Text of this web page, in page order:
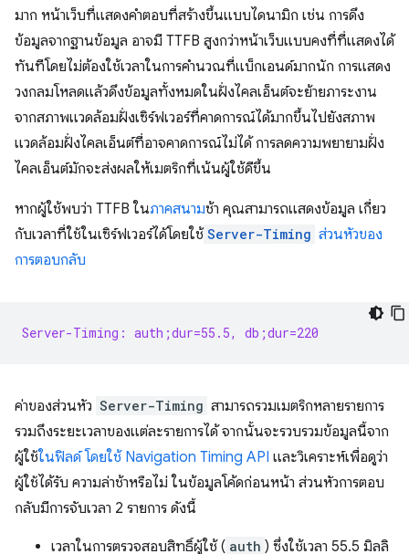
มาก หน้าเว็บที่แสดงคำตอบที่สร้างขึ้นแบบไดนามิก เช่น การดึง
ข้อมูลจากฐานข้อมูล อาจมี TTFB สูงกว่าหน้าเว็บแบบคงที่ที่แสดงได้
ทันทีโดยไม่ต้องใช้เวลาในการคำนวณที่แบ็กเอนด์มากนัก การแสดง
วงกลมโหลดแล้วดึงข้อมูลทั้งหมดในฝั่งไคลเอ็นต์จะย้ายภาระงาน
จากสภาพแวดล้อมฝั่งเซิร์ฟเวอร์ที่คาดการณ์ได้มากขึ้นไปยังสภาพ
แวดล้อมฝั่งไคลเอ็นต์ที่อาจคาดการณ์ไม่ได้ การลดความพยายามฝั่ง
ไคลเอ็นต์มักจะส่งผลให้เมตริกที่เน้นผู้ใช้ดีขึ้น
หากผู้ใช้พบว่า TTFB ในภาคสนามช้า คุณสามารถแสดงข้อมูล เกี่ยว
กับเวลาที่ใช้ในเซิร์ฟเวอร์ได้โดยใช้ Server-Timing ส่วนหัวของ
การตอบกลับ
Server-Timing: auth;dur=55.5, db;dur=220
ค่าของส่วนหัว Server-Timing สามารถรวมเมตริกหลายรายการ
รวมถึงระยะเวลาของแต่ละรายการได้ จากนั้นจะรวบรวมข้อมูลนี้จาก
ผู้ใช้ในฟิลด์ โดยใช้ Navigation Timing API และวิเคราะห์เพื่อดูว่า
ผู้ใช้ได้รับ ความล่าช้าหรือไม่ ในข้อมูลโค้ดก่อนหน้า ส่วนหัวการตอบ
กลับมีการจับเวลา 2 รายการ ดังนี้
เวลาในการตรวจสอบสิทธิ์ผู้ใช้ ( auth ) ซึ่งใช้เวลา 55.5 มิลลิ